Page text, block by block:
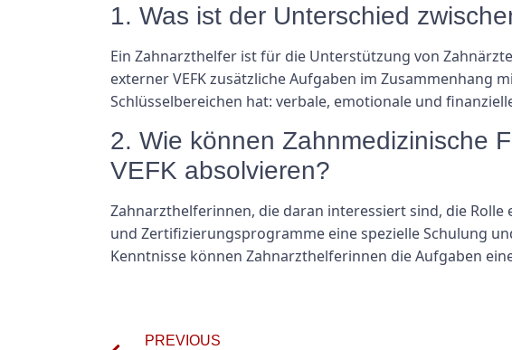
1. Was ist der Unterschied
Ein Zahnarzthelfer ist für die Unterstützung von
externer VEFK zusätzliche Aufgaben im
Schlüsselbereichen hat: verbale, emotionale und
2. Wie können Zahnmedizinische
VEFK absolvieren?
Zahnarzthelferinnen, die daran interessiert sind, die
und Zertifizierungsprogramme eine spezielle Schulung
Kenntnisse können Zahnarzthelferinnen die Aufgaben
PREVIOUS